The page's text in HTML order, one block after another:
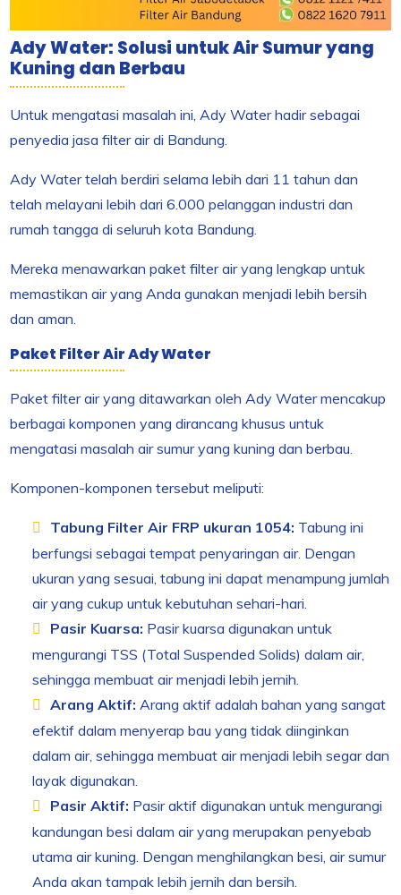
Ady Water: Solusi untuk Air Sumur yang
Kuning dan Berbau
Untuk mengatasi masalah ini, Ady Water hadir sebagai
penyedia jasa filter air di Bandung.
Ady Water telah berdiri selama lebih dari 11 tahun dan
telah melayani lebih dari 6.000 pelanggan industri dan
rumah tangga di seluruh kota Bandung.
Mereka menawarkan paket filter air yang lengkap untuk
memastikan air yang Anda gunakan menjadi lebih bersih
dan aman.
Paket Filter Air Ady Water
Paket filter air yang ditawarkan oleh Ady Water mencakup
berbagai komponen yang dirancang khusus untuk
mengatasi masalah air sumur yang kuning dan berbau.
Komponen-komponen tersebut meliputi:
Tabung Filter Air FRP ukuran 1054: Tabung ini
berfungsi sebagai tempat penyaringan air. Dengan
ukuran yang sesuai, tabung ini dapat menampung jumlah
air yang cukup untuk kebutuhan sehari-hari.
Pasir Kuarsa: Pasir kuarsa digunakan untuk
mengurangi TSS (Total Suspended Solids) dalam air,
sehingga membuat air menjadi lebih jernih.
Arang Aktif: Arang aktif adalah bahan yang sangat
efektif dalam menyerap bau yang tidak diinginkan
dalam air, sehingga membuat air menjadi lebih segar dan
layak digunakan.
Pasir Aktif: Pasir aktif digunakan untuk mengurangi
kandungan besi dalam air yang merupakan penyebab
utama air kuning. Dengan menghilangkan besi, air sumur
Anda akan tampak lebih jernih dan bersih.